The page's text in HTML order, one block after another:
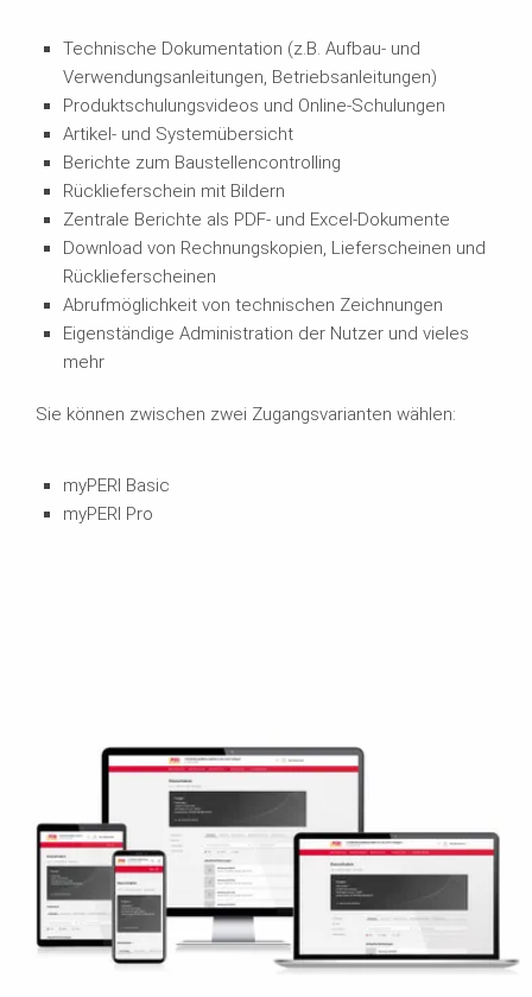
Technische Dokumentation (z.B. Aufbau- und
Verwendungsanleitungen, Betriebsanleitungen)
Produktschulungsvideos und Online-Schulungen
Artikel- und Systemübersicht
Berichte zum Baustellencontrolling
Rücklieferschein mit Bildern
Zentrale Berichte als PDF- und Excel-Dokumente
Download von Rechnungskopien, Lieferscheinen und
Rücklieferscheinen
Abrufmöglichkeit von technischen Zeichnungen
Eigenständige Administration der Nutzer und vieles
mehr
Sie können zwischen zwei Zugangsvarianten wählen:
myPERI Basic
myPERI Pro